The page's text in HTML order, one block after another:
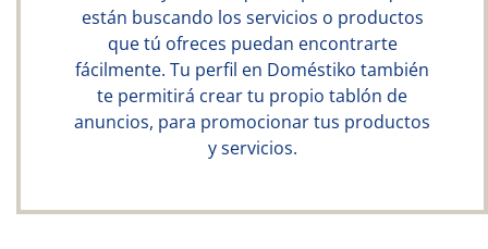
están buscando los servicios o productos
que tú ofreces puedan encontrarte
fácilmente. Tu perfil en Doméstiko también
te permitirá crear tu propio tablón de
anuncios, para promocionar tus productos
y servicios.